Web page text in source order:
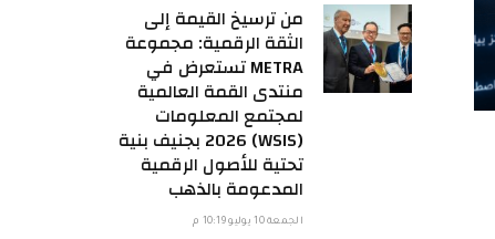
من ترسيخ القيمة إلى
الثقة الرقمية: مجموعة
METRA تستعرض في
منتدى القمة العالمية
لمجتمع المعلومات
(WSIS) 2026 بجنيف بنية
تحتية للأصول الرقمية
المدعومة بالذهب
الجمعة 10 يوليو 10:19 م